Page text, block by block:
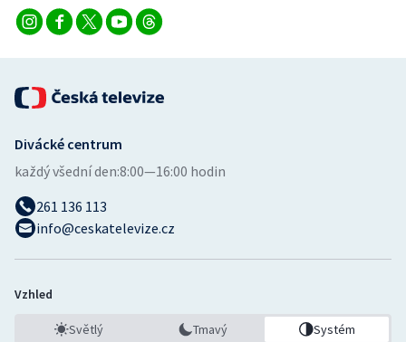
Divácké centrum
každý všední den:8:00—16:00 hodin
261 136 113
info@ceskatelevize.cz
Vzhled
Světlý Tmavý Systém